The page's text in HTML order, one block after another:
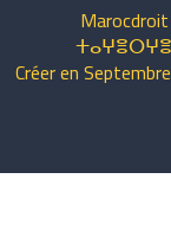
Créer en